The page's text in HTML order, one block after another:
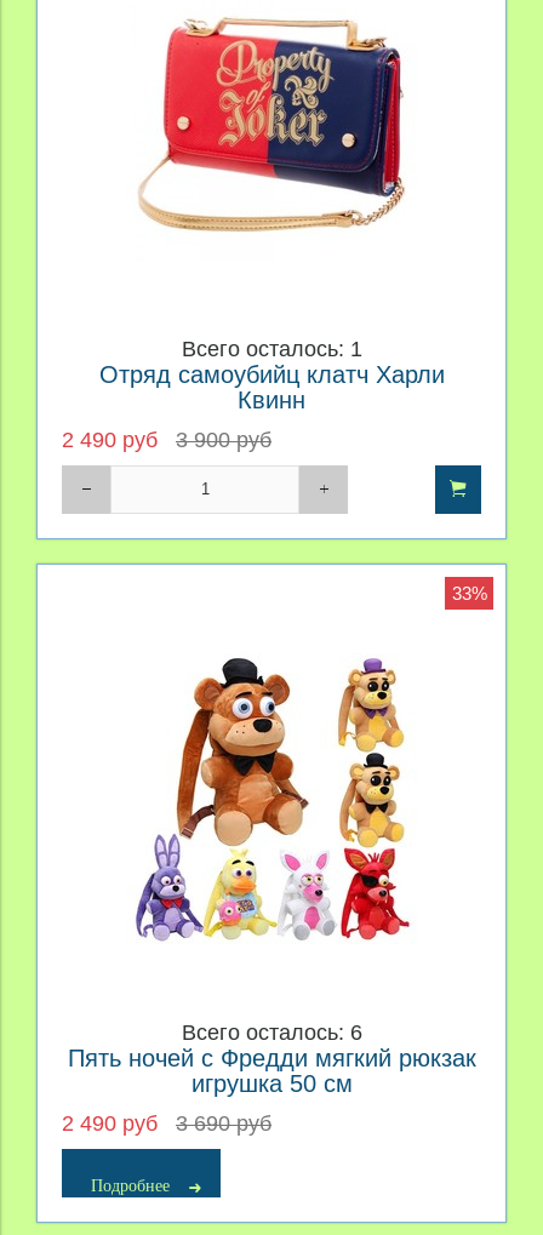
Всего осталось: 1
Отряд самоубийц клатч Харли
Квинн
2 490 руб 3 900 руб
33%
Всего осталось: 6
Пять ночей с Фредди мягкий рюкзак
игрушка 50 см
2 490 руб 3 690 руб
Подробнее